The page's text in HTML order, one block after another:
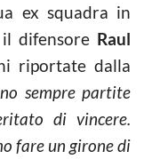
ex squadra in
difensore Raul
riportate dalla
sempre partite
di vincere.
fare un girone di